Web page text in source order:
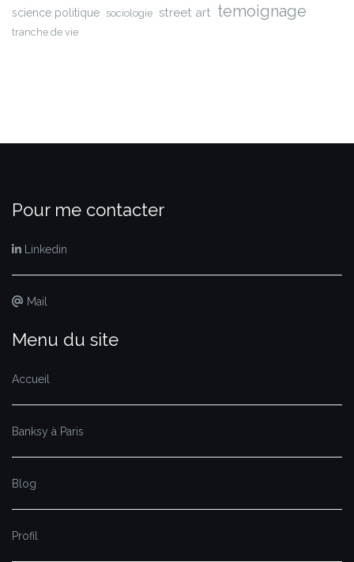
science politique sociologie street art temoignage
tranche de vie
Pour me contacter
Linkedin
Mail
Menu du site
Accueil
Banksy à Paris
Blog
Profil